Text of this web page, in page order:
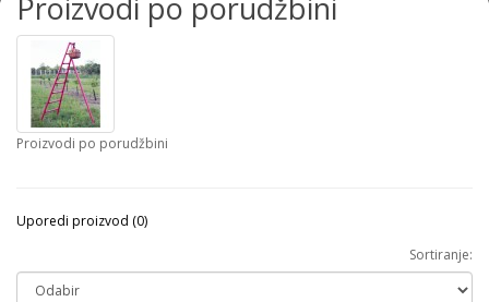
Proizvodi po porudžbini
Proizvodi po porudžbini
Uporedi proizvod (0)
Sortiranje: